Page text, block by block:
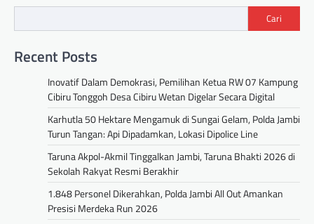
Cari
Recent Posts
Inovatif Dalam Demokrasi, Pemilihan Ketua RW 07 Kampung
Cibiru Tonggoh Desa Cibiru Wetan Digelar Secara Digital
Karhutla 50 Hektare Mengamuk di Sungai Gelam, Polda Jambi
Turun Tangan: Api Dipadamkan, Lokasi Dipolice Line
Taruna Akpol-Akmil Tinggalkan Jambi, Taruna Bhakti 2026 di
Sekolah Rakyat Resmi Berakhir
1.848 Personel Dikerahkan, Polda Jambi All Out Amankan
Presisi Merdeka Run 2026